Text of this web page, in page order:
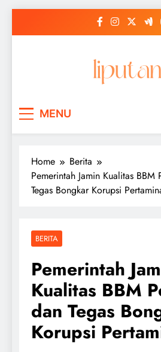
MENU
Home
Berita
Pemerintah Jamin Kualitas BBM
Tegas Bongkar Korupsi
BERITA
Pemerintah
Kualitas BBM
dan Tegas
Korupsi